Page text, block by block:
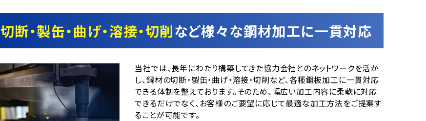
切断・製缶・曲げ・溶接・切削など様々な鋼材加工に一貫対応
当社では、長年にわたり構築してきた協力会社とのネットワークを活か
し、鋼材の切断・製缶・曲げ・溶接・切削など、各種鋼板加工に一貫対応
できる体制を整えております。そのため、幅広い加工内容に柔軟に対応
できるだけでなく、お客様のご要望に応じて最適な加工方法をご提案す
ることが可能です。